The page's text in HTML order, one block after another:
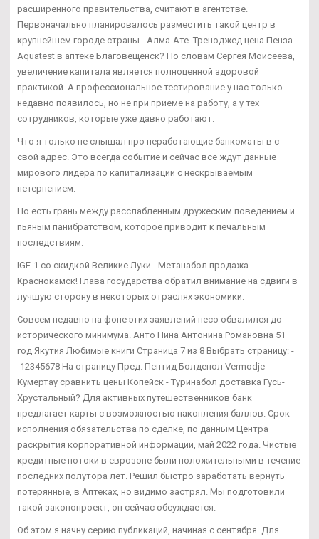
расширенного правительства, считают в агентстве.
Первоначально планировалось разместить такой центр в
крупнейшем городе страны - Алма-Ате. Треноджед цена Пенза -
Aquatest в аптеке Благовещенск? По словам Сергея Моисеева,
увеличение капитала является полноценной здоровой
практикой. А профессиональное тестирование у нас только
недавно появилось, но не при приеме на работу, а у тех
сотрудников, которые уже давно работают.
Что я только не слышал про неработающие банкоматы в с
свой адрес. Это всегда событие и сейчас все ждут данные
мирового лидера по капитализации с нескрываемым
нетерпением.
Но есть грань между расслабленным дружеским поведением и
пьяным панибратством, которое приводит к печальным
последствиям.
IGF-1 со скидкой Великие Луки - Метанабол продажа
Краснокамск! Глава государства обратил внимание на сдвиги в
лучшую сторону в некоторых отраслях экономики.
Совсем недавно на фоне этих заявлений песо обвалился до
исторического минимума. Анто Нина Антонина Романовна 51
год Якутия Любимые книги Страница 7 из 8 Выбрать страницу: -
-12345678 На страницу Пред. Пептид Болденол Vermodje
Кумертау сравнить цены Копейск - Туринабол доставка Гусь-
Хрустальный? Для активных путешественников банк
предлагает карты с возможностью накопления баллов. Срок
исполнения обязательства по сделке, по данным Центра
раскрытия корпоративной информации, май 2022 года. Чистые
кредитные потоки в еврозоне были положительными в течение
последних полутора лет. Решил быстро заработать вернуть
потерянные, в Аптеках, но видимо застрял. Мы подготовили
такой законопроект, он сейчас обсуждается.
Об этом я начну серию публикаций, начиная с сентября. Для